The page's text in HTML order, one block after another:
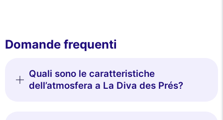
Domande frequenti
Quali sono le caratteristiche
dell’atmosfera a La Diva des Prés?